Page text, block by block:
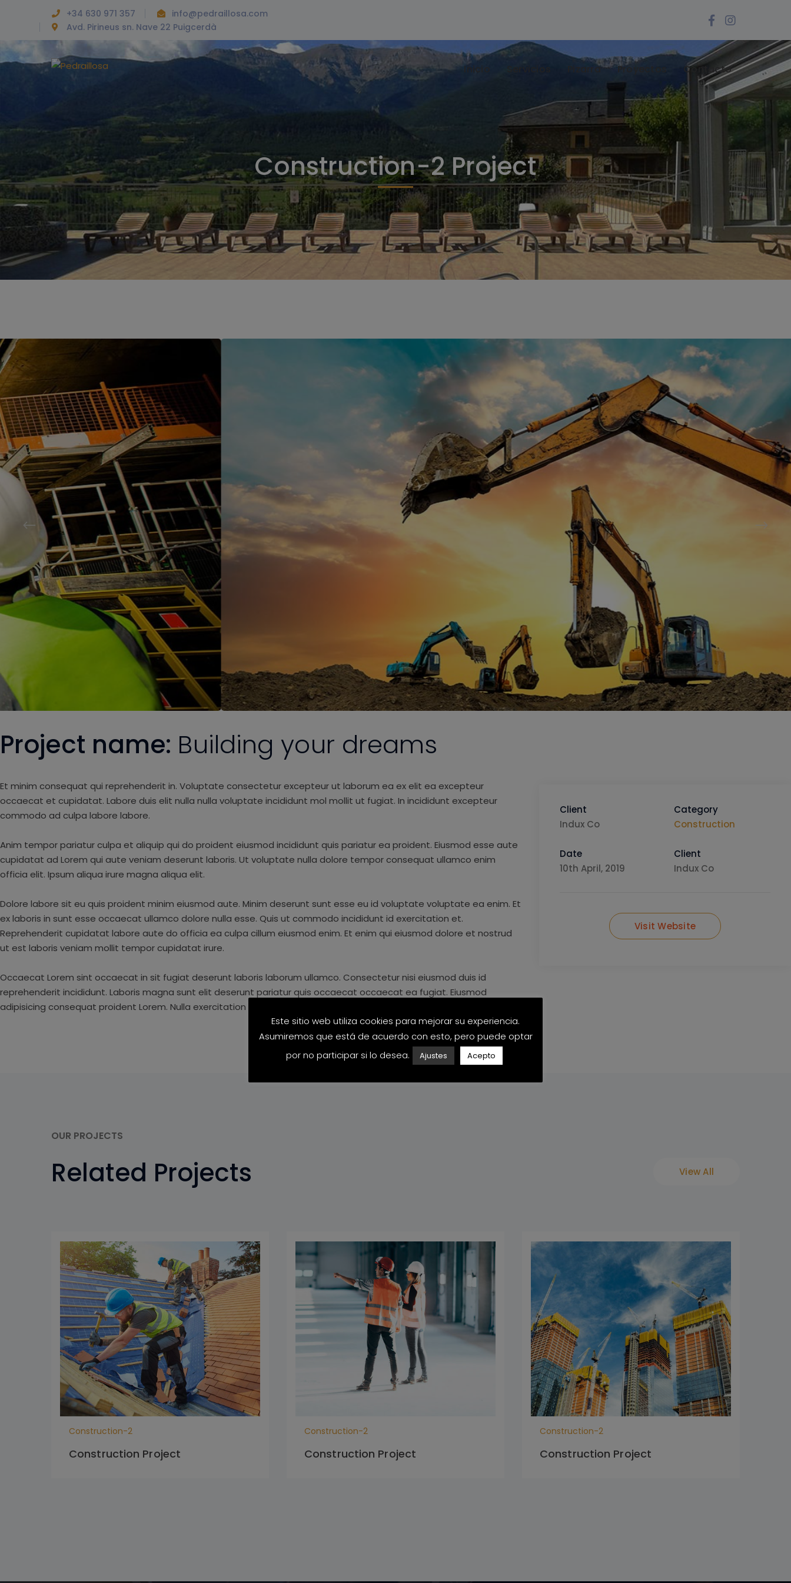
+34 630 971 357
info@pedraillosa.com
Avd. Pirineus sn. Nave 22 Puigcerdà
Facebook
ProfileProfile
Inicio Pizarra Proyectos Contacto
Construction-2 Project
Project name: Building your dreams
Et minim consequat qui reprehenderit in. Voluptate consectetur excepteur ut laborum ea ex elit ea excepteur
occaecat et cupidatat. Labore duis elit nulla nulla voluptate incididunt mol mollit ut fugiat. In incididunt excepteur
commodo ad culpa labore labore.
Anim tempor pariatur culpa et aliquip qui do proident eiusmod incididunt quis pariatur ea proident. Eiusmod esse aute
cupidatat ad Lorem qui aute veniam deserunt laboris. Ut voluptate nulla dolore tempor consequat ullamco enim
officia elit. Ipsum aliqua irure magna aliqua elit.
Dolore labore sit eu quis proident minim eiusmod aute. Minim deserunt sunt esse eu id voluptate voluptate ea enim. Et
ex laboris in sunt esse occaecat ullamco dolore nulla esse. Quis ut commodo incididunt id exercitation et.
Reprehenderit cupidatat labore aute do officia ea culpa cillum eiusmod enim. Et enim qui eiusmod dolore et nostrud
ut est laboris veniam mollit tempor cupidatat irure.
Occaecat Lorem sint occaecat in sit fugiat deserunt laboris laborum ullamco. Consectetur nisi eiusmod duis id
reprehenderit incididunt. Laboris magna sunt elit deserunt pariatur quis occaecat occaecat ea fugiat. Eiusmod
adipisicing consequat proident Lorem. Nulla exercitation sit pariatur reprehenderit anim dolor eu nostrud.
Client
Indux Co
Category
Construction
Date
10th April, 2019
Client
Indux Co
Visit Website
OUR PROJECTS
Related Projects View All
Construction-2
Construction Project
Construction-2
Construction Project
Construction-2
Construction Project
Este sitio web utiliza cookies para mejorar su experiencia.
Asumiremos que está de acuerdo con esto, pero puede optar
por no participar si lo desea.
Ajustes Acepto